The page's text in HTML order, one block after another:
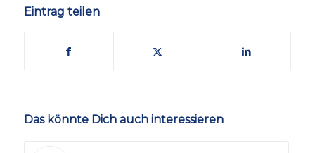
Eintrag teilen
Das könnte Dich auch interessieren